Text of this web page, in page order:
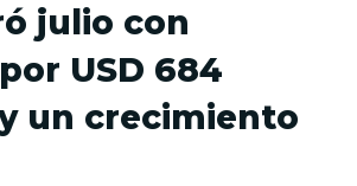
julio con
USD 684
un crecimiento